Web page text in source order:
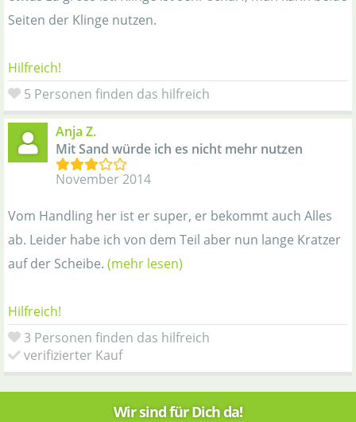
Seiten der Klinge nutzen.
Hilfreich!
5 Personen finden das hilfreich
Anja Z.
Mit Sand würde ich es nicht mehr nutzen
November 2014
Vom Handling her ist er super, er bekommt auch Alles
ab. Leider habe ich von dem Teil aber nun lange Kratzer
auf der Scheibe. (mehr lesen)
Hilfreich!
3 Personen finden das hilfreich
verifizierter Kauf
Wir sind für Dich da!